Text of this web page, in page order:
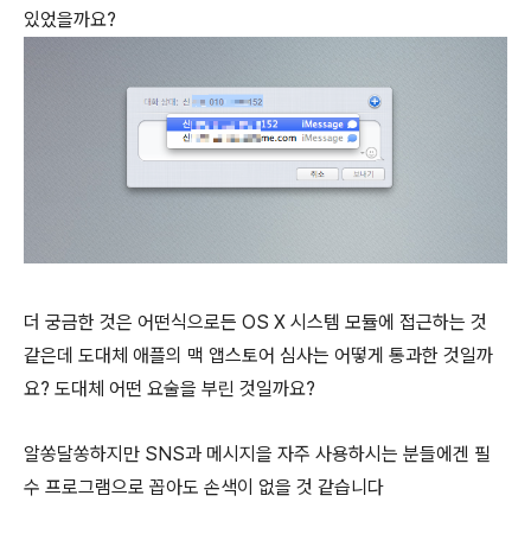
있었을까요?
더 궁금한 것은 어떤식으로든 OS X 시스템 모듈에 접근하는 것
같은데 도대체 애플의 맥 앱스토어 심사는 어떻게 통과한 것일까
요? 도대체 어떤 요술을 부린 것일까요?
알쏭달쏭하지만 SNS과 메시지을 자주 사용하시는 분들에겐 필
수 프로그램으로 꼽아도 손색이 없을 것 같습니다